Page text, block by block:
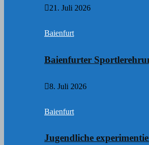
21. Juli 2026
Baienfurt
Baienfurter
8. Juli 2026
Baienfurt
Jugendliche